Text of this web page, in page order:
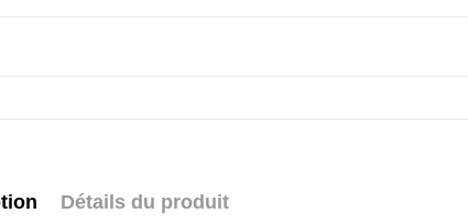
Détails du produit